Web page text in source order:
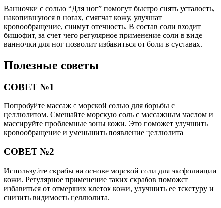
Ванночки с солью “Для ног” помогут быстро снять усталость,
накопившуюся в ногах, смягчат кожу, улучшат
кровообращение, снимут отечность. В состав соли входит
бишофит, за счет чего регулярное применение соли в виде
ванночки для ног позволит избавиться от боли в суставах.
Полезные советы
СОВЕТ №1
Попробуйте массаж с морской солью для борьбы с
целлюлитом. Смешайте морскую соль с массажным маслом и
массируйте проблемные зоны кожи. Это поможет улучшить
кровообращение и уменьшить появление целлюлита.
СОВЕТ №2
Используйте скрабы на основе морской соли для эксфолиации
кожи. Регулярное применение таких скрабов поможет
избавиться от отмерших клеток кожи, улучшить ее текстуру и
снизить видимость целлюлита.